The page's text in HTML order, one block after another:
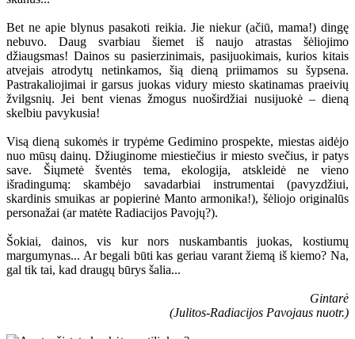
Bet ne apie blynus pasakoti reikia. Jie niekur (ačiū, mama!) dingę
nebuvo. Daug svarbiau šiemet iš naujo atrastas šėliojimo
džiaugsmas! Dainos su pasierzinimais, pasijuokimais, kurios kitais
atvejais atrodytų netinkamos, šią dieną priimamos su šypsena.
Pastrakaliojimai ir garsus juokas vidury miesto skatinamas praeivių
žvilgsnių. Jei bent vienas žmogus nuoširdžiai nusijuokė – dieną
skelbiu pavykusia!
Visą dieną sukomės ir trypėme Gedimino prospekte, miestas aidėjo
nuo mūsų dainų. Džiuginome miestiečius ir miesto svečius, ir patys
save. Šiųmetė šventės tema, ekologija, atskleidė ne vieno
išradingumą: skambėjo savadarbiai instrumentai (pavyzdžiui,
skardinis smuikas ar popierinė Manto armonika!), šėliojo originalūs
personažai (ar matėte Radiacijos Pavojų?).
Šokiai, dainos, vis kur nors nuskambantis juokas, kostiumų
margumynas... Ar begali būti kas geriau varant žiemą iš kiemo? Na,
gal tik tai, kad draugų būrys šalia...
Gintarė
(Julitos-Radiacijos Pavojaus nuotr.)